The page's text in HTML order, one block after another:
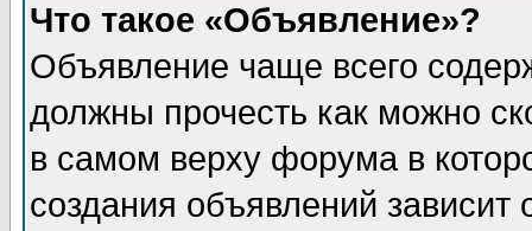
Что такое «Объявление»?
Объявление чаще всего
должны прочесть как можно
в самом верху форума в
создания объявлений зависит